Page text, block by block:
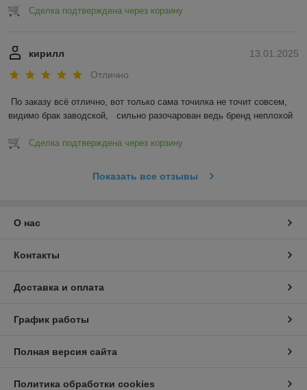
Сделка подтверждена через корзину
13.01.2025
кирилл
Отлично
По заказу всё отлично, вот только сама точилка не точит совсем,
видимо брак заводской,   сильно разочарован ведь бренд неплохой
Сделка подтверждена через корзину
Показать все отзывы
О нас
Контакты
Доставка и оплата
График работы
Полная версия сайта
Политика обработки cookies